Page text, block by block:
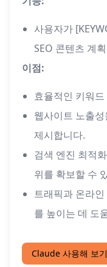
사용자가
SEO 콘텐츠 계
이점:
효율적인 키워
웹사이트 노출
제시합니다.
검색 엔진 최적
위를 확보할 수
트래픽과 온라
를 높이는 데 도
Claude 사용해 보기